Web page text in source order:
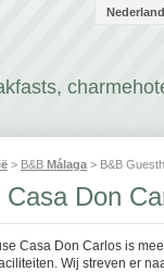
> B&B Málaga > B&B
Don
Casa Don Carlos is
Wij streven er